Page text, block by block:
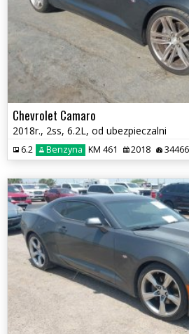
Chevrolet Camaro
2018r., 2ss, 6.2L, od ubezpieczalni
6.2 Benzyna KM 461 2018 34466